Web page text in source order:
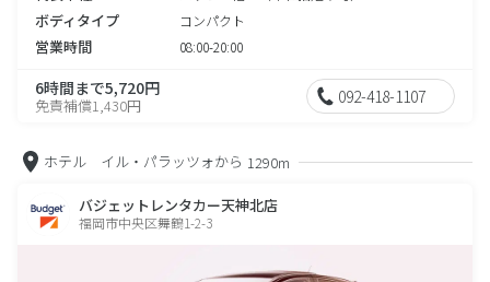
ボディタイプ コンパクト
営業時間 08:00-20:00
6時間まで5,720円
免責補償1,430円 092-418-1107
ホテル イル・パラッツォから 1290m
バジェットレンタカー天神北店
福岡市中央区舞鶴1-2-3